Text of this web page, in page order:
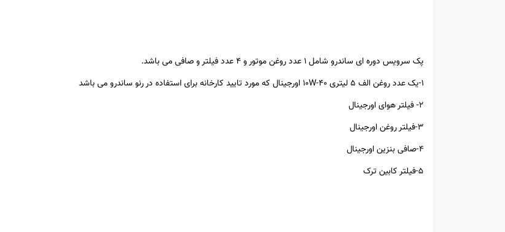
پک سرویس دوره ای ساندرو شامل 1 عدد روغن موتور و 4 عدد فیلتر و صافی می باشد.
1-یک عدد روغن الف 5 لیتری 10W-40 اورجینال که مورد تایید کارخانه برای استفاده در رنو ساندرو می باشد
2- فیلتر هوای اورجینال
3-فیلتر روغن اورجینال
4-صافی بنزین اورجینال
5-فیلتر کابین ترک